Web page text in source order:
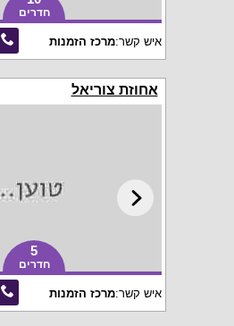
חדרים
איש קשר:מרכז הזמנות
אחוזת צוריאל
5
חדרים
איש קשר:מרכז הזמנות